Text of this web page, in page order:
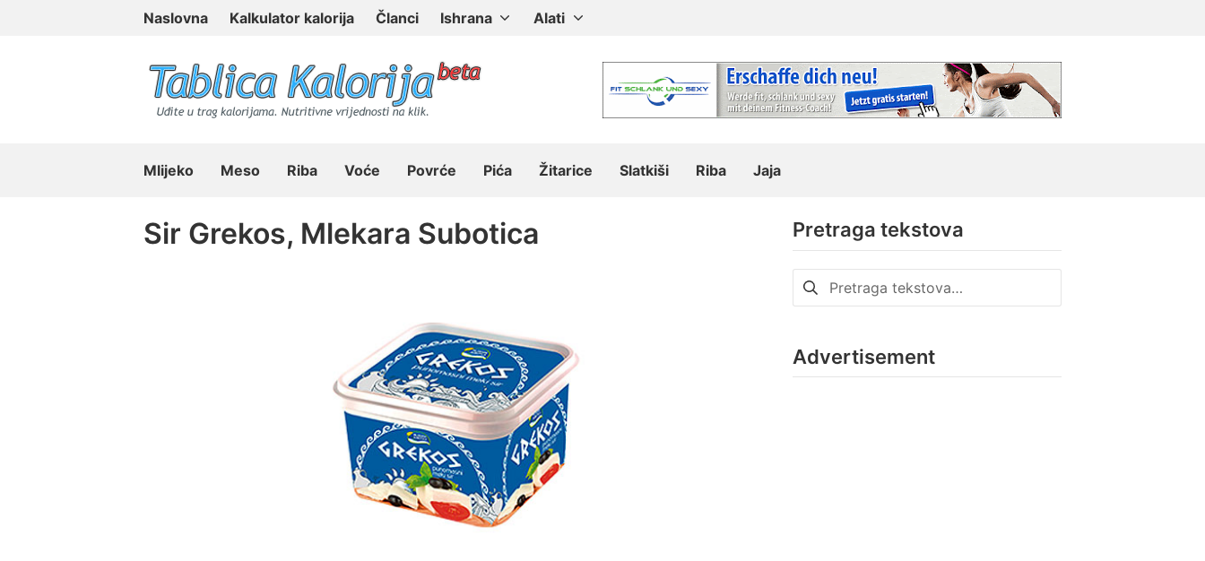
Naslovna Kalkulator kalorija Članci Ishrana Alati
Mlijeko Meso Riba Voće Povrće Pića Žitarice Slatkiši Riba Jaja
Sir Grekos, Mlekara Subotica Pretraga tekstova
Pretraga
za:
Advertisement